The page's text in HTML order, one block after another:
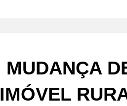
MUDANÇA
IMÓVEL